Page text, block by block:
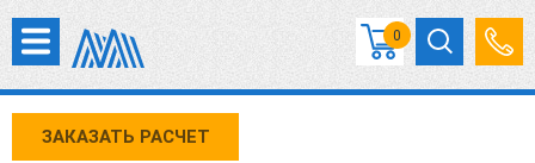
0
ЗАКАЗАТЬ РАСЧЕТ